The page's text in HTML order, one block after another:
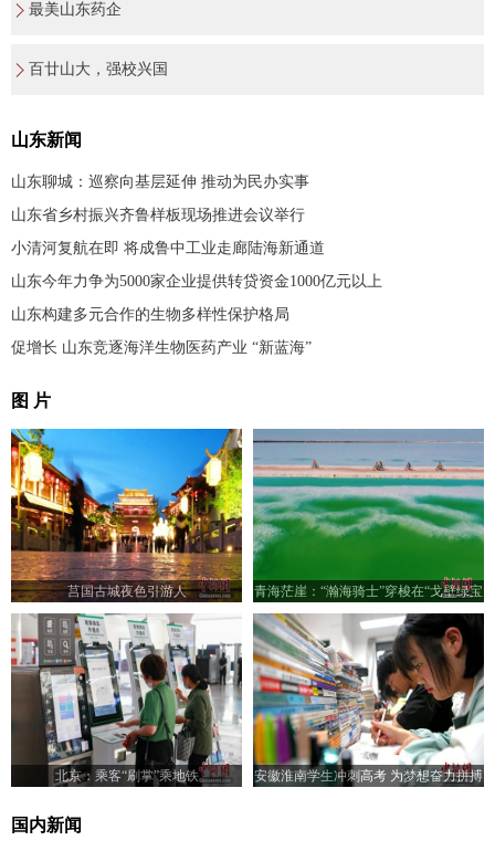
最美山东药企
百廿山大，强校兴国
山东新闻
山东聊城：巡察向基层延伸 推动为民办实事
山东省乡村振兴齐鲁样板现场推进会议举行
小清河复航在即 将成鲁中工业走廊陆海新通道
山东今年力争为5000家企业提供转贷资金1000亿元以上
山东构建多元合作的生物多样性保护格局
促增长 山东竞逐海洋生物医药产业 “新蓝海”
图 片
莒国古城夜色引游人
青海茫崖：“瀚海骑士”穿梭在“戈壁绿宝
石”翡翠湖
北京：乘客“刷掌”乘地铁 安徽淮南学生冲刺高考 为梦想奋力拼搏
国内新闻